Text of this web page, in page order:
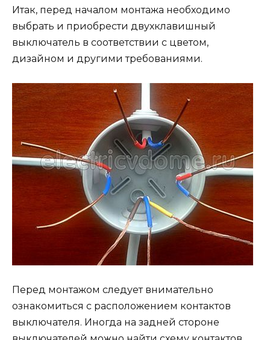
Итак, перед началом монтажа необходимо
выбрать и приобрести двухклавишный
выключатель в соответствии с цветом,
дизайном и другими требованиями.
Перед монтажом следует внимательно
ознакомиться с расположением контактов
выключателя. Иногда на задней стороне